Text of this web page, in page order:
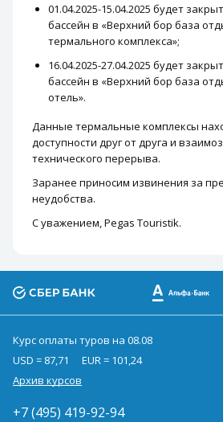
01.04.2025-15.04.2025 будет
бассейн в «Верхний бор база
термального комплекса»;
16.04.2025-27.04.2025 будет
бассейн в «Верхний бор база
отель».
Данные термальные комплексы
доступности друг от друга и
технического перерыва.
Заранее приносим извинения за
неудобства.
С уважением, Pegas Touristik.
Курс оплаты туров на 08.08
USD = 87,71
EUR = 101,24
Архив курсов
+7 (495) 419-92-94